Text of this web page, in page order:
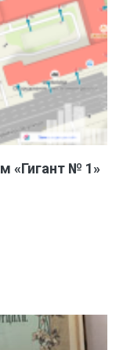
«Гигант № 1»